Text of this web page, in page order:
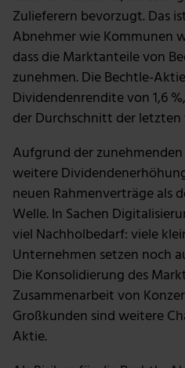
Zulieferern bevorzugt. Das
Abnehmer wie Kommunen
dass die Marktanteile von
zunehmen. Die Bechtle-
Dividendenrendite von 1,6
der Durchschnitt der letzten
Aufgrund der
weitere
neuen Rahmenverträge als
Welle. In Sachen
viel Nachholbedarf: viele
Unternehmen setzen noch
Die Konsolidierung des
Zusammenarbeit von
Großkunden sind weitere
Aktie.